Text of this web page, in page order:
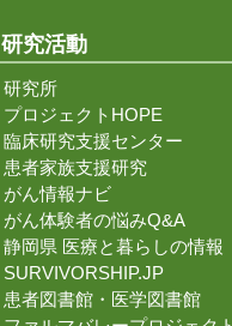
研究活動
研究所
プロジェクトHOPE
臨床研究支援センター
患者家族支援研究
がん情報ナビ
がん体験者の悩みQ&A
静岡県 医療と暮らしの情報
SURVIVORSHIP.JP
患者図書館・医学図書館